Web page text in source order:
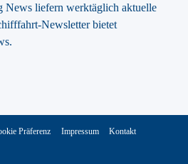
liefern werktäglich aktuelle
Newsletter bietet
Präferenz Impressum Kontakt